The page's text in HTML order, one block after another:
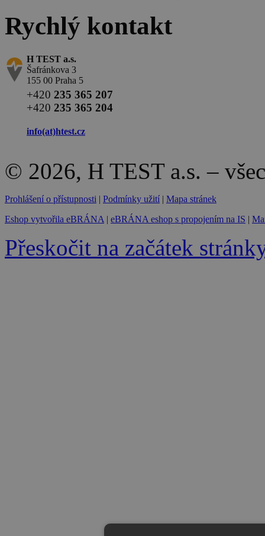
Rychlý kontakt
H TEST a.s.
Šafránkova 3
155 00 Praha 5
+420 235 365 207
+420 235 365 204
info(at)htest.cz
© 2026, H TEST a.s. –
Prohlášení o přístupnosti | Podmínky užití | Mapa stránek
Eshop vytvořila eBRÁNA | eBRÁNA eshop s propojením na IS |
Přeskočit na začátek